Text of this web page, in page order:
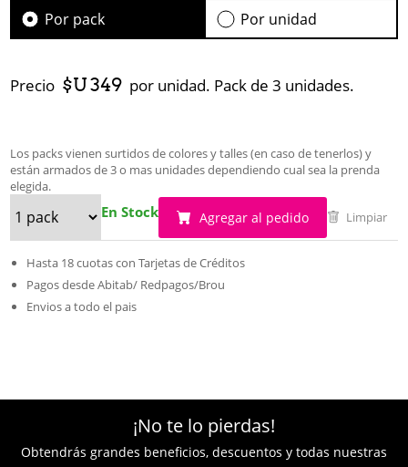
Por pack Por unidad
Precio $U 349 por unidad. Pack de 3 unidades.
Los packs vienen surtidos de colores y talles (en caso de tenerlos) y
están armados de 3 o mas unidades dependiendo cual sea la prenda
elegida.
En Stock Agregar al pedido Limpiar
Hasta 18 cuotas con Tarjetas de Créditos
Pagos desde Abitab/ Redpagos/Brou
Envios a todo el pais
¡No te lo pierdas!
Obtendrás grandes beneficios, descuentos y todas nuestras